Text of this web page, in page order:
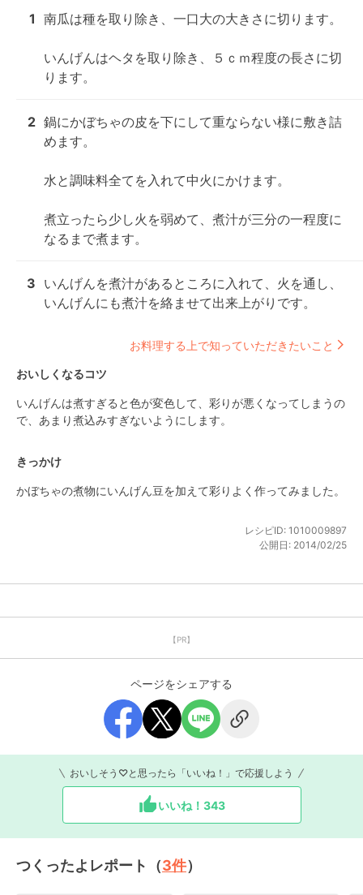
1 南瓜は種を取り除き、一口大の大きさに切ります。
いんげんはヘタを取り除き、５ｃｍ程度の長さに切
ります。
2 鍋にかぼちゃの皮を下にして重ならない様に敷き詰
めます。
水と調味料全てを入れて中火にかけます。
煮立ったら少し火を弱めて、煮汁が三分の一程度に
なるまで煮ます。
3 いんげんを煮汁があるところに入れて、火を通し、
いんげんにも煮汁を絡ませて出来上がりです。
お料理する上で知っていただきたいこと
おいしくなるコツ
いんげんは煮すぎると色が変色して、彩りが悪くなってしまうの
で、あまり煮込みすぎないようにします。
きっかけ
かぼちゃの煮物にいんげん豆を加えて彩りよく作ってみました。
レシピID: 1010009897
公開日: 2014/02/25
【PR】
ページをシェアする
おいしそう♡と思ったら「いいね！」で応援しよう
いいね！ 343
つくったよレポート（3件）